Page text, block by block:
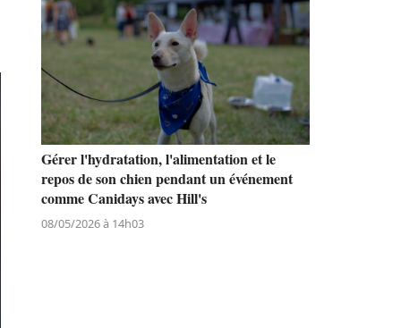
Gérer l'hydratation, l'alimentation et le
repos de son chien pendant un événement
comme Canidays avec Hill's
08/05/2026 à 14h03